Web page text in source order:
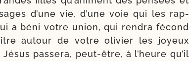
d’une vie, d’une voie qui les rap­
a béni votre union, qui ren­dra fécond
autour de votre oli­vier les joyeux
pas­se­ra, peut-​être, à l’heure qu’il